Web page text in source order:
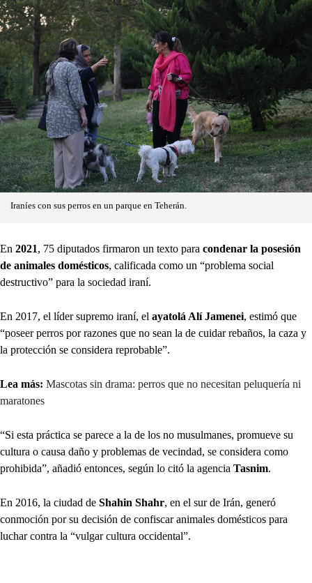
Iraníes con sus perros en un parque en Teherán.
En 2021, 75 diputados firmaron un texto para condenar la posesión
de animales domésticos, calificada como un “problema social
destructivo” para la sociedad iraní.
En 2017, el líder supremo iraní, el ayatolá Alí Jamenei, estimó que
“poseer perros por razones que no sean la de cuidar rebaños, la caza y
la protección se considera reprobable”.
Lea más: Mascotas sin drama: perros que no necesitan peluquería ni
maratones
“Si esta práctica se parece a la de los no musulmanes, promueve su
cultura o causa daño y problemas de vecindad, se considera como
prohibida”, añadió entonces, según lo citó la agencia Tasnim.
En 2016, la ciudad de Shahin Shahr, en el sur de Irán, generó
conmoción por su decisión de confiscar animales domésticos para
luchar contra la “vulgar cultura occidental”.